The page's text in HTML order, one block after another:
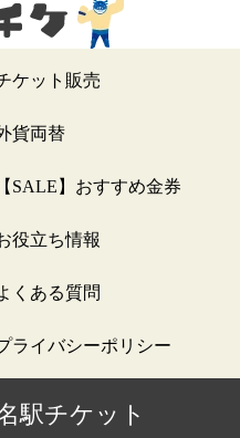
ケット販売
貨両替
【SALE】おすすめ金券
役立ち情報
くある質問
ライバシーポリシー
駅チケット